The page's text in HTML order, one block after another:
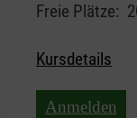
Freie Plätze:
Kursdetails
Anmelden